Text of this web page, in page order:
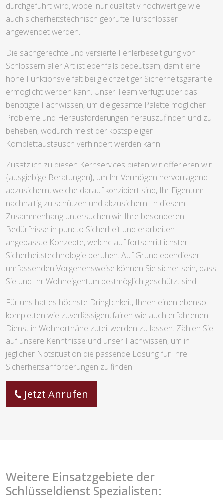
durchgeführt wird, wobei nur qualitativ hochwertige wie
auch sicherheitstechnisch geprüfte Türschlösser
angewendet werden.
Die sachgerechte und versierte Fehlerbeseitigung von
Schlössern aller Art ist ebenfalls bedeutsam, damit eine
hohe Funktionsvielfalt bei gleichzeitiger Sicherheitsgarantie
ermöglicht werden kann. Unser Team verfügt über das
benötigte Fachwissen, um die gesamte Palette möglicher
Probleme und Herausforderungen herauszufinden und zu
beheben, wodurch meist der kostspieliger
Komplettaustausch verhindert werden kann.
Zusätzlich zu diesen Kernservices bieten wir offerieren wir
{ausgiebige Beratungen}, um Ihr Vermögen hervorragend
abzusichern, welche darauf konzipiert sind, Ihr Eigentum
nachhaltig zu schützen und abzusichern. In diesem
Zusammenhang untersuchen wir Ihre besonderen
Bedürfnisse in puncto Sicherheit und erarbeiten
angepasste Konzepte, welche auf fortschrittlichster
Sicherheitstechnologie beruhen. Auf Grund ebendieser
umfassenden Vorgehensweise können Sie sicher sein, dass
Sie und Ihr Wohneigentum bestmöglich geschützt sind.
Für uns hat es höchste Dringlichkeit, Ihnen einen ebenso
kompletten wie zuverlässigen, fairen wie auch erfahrenen
Dienst in Wohnortnähe zuteil werden zu lassen. Zählen Sie
auf unsere Kenntnisse und unser Fachwissen, um in
jeglicher Notsituation die passende Lösung für Ihre
Sicherheitsanforderungen zu finden.
Jetzt Anrufen
Weitere Einsatzgebiete der
Schlüsseldienst Spezialisten: